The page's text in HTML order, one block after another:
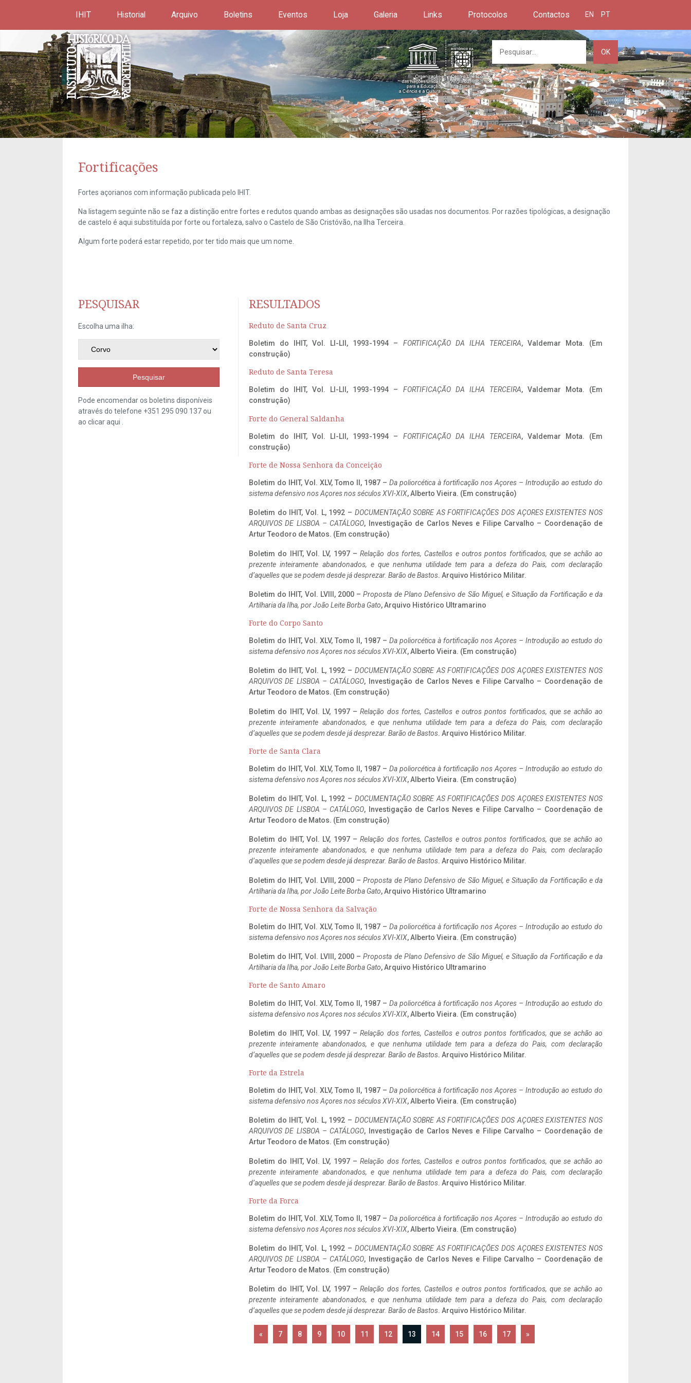
IHIT Historial Arquivo Boletins Eventos Loja Galeria Links Protocolos Contactos EN PT
OK
Fortificações
Fortes açorianos com informação publicada pelo IHIT.
Na listagem seguinte não se faz a distinção entre fortes e redutos quando ambas as designações são usadas nos documentos. Por razões tipológicas, a designação
de castelo é aqui substituída por forte ou fortaleza, salvo o Castelo de São Cristóvão, na Ilha Terceira.
Algum forte poderá estar repetido, por ter tido mais que um nome.
PESQUISAR
Escolha uma ilha:
Pesquisar
Pode encomendar os boletins disponíveis
através do telefone +351 295 090 137 ou
ao clicaraqui
RESULTADOS
Reduto de Santa Cruz
Boletim do IHIT, Vol. LI-LII, 1993-1994 – FORTIFICAÇÃO DA ILHA TERCEIRA, Valdemar Mota. (Em
construção)
Reduto de Santa Teresa
Boletim do IHIT, Vol. LI-LII, 1993-1994 – FORTIFICAÇÃO DA ILHA TERCEIRA, Valdemar Mota. (Em
construção)
Forte do General Saldanha
Boletim do IHIT, Vol. LI-LII, 1993-1994 – FORTIFICAÇÃO DA ILHA TERCEIRA, Valdemar Mota. (Em
construção)
Forte de Nossa Senhora da Conceição
Boletim do IHIT, Vol. XLV, Tomo II, 1987 – Da poliorcética à fortificação nos Açores – Introdução ao estudo do
sistema defensivo nos Açores nos séculos XVI-XIX, Alberto Vieira. (Em construção)
Boletim do IHIT, Vol. L, 1992 – DOCUMENTAÇÃO SOBRE AS FORTIFICAÇÕES DOS AÇORES EXISTENTES NOS
ARQUIVOS DE LISBOA – CATÁLOGO, Investigação de Carlos Neves e Filipe Carvalho – Coordenação de
Artur Teodoro de Matos. (Em construção)
Boletim do IHIT, Vol. LV, 1997 –Relação dos fortes, Castellos e outros pontos fortificados, que se achão ao
prezente inteiramente abandonados, e que nenhuma utilidade tem para a defeza do Pais, com declaração
d’aquelles que se podem desde já desprezar. Barão de Bastos. Arquivo Histórico Militar.
Boletim do IHIT, Vol. LVIII, 2000 –Proposta de Plano Defensivo de São Miguel, e Situação da Fortificação e da
Artilharia da Ilha, por João Leite Borba Gato, Arquivo Histórico Ultramarino
Forte do Corpo Santo
Boletim do IHIT, Vol. XLV, Tomo II, 1987 – Da poliorcética à fortificação nos Açores – Introdução ao estudo do
sistema defensivo nos Açores nos séculos XVI-XIX, Alberto Vieira. (Em construção)
Boletim do IHIT, Vol. L, 1992 – DOCUMENTAÇÃO SOBRE AS FORTIFICAÇÕES DOS AÇORES EXISTENTES NOS
ARQUIVOS DE LISBOA – CATÁLOGO, Investigação de Carlos Neves e Filipe Carvalho – Coordenação de
Artur Teodoro de Matos. (Em construção)
Boletim do IHIT, Vol. LV, 1997 –Relação dos fortes, Castellos e outros pontos fortificados, que se achão ao
prezente inteiramente abandonados, e que nenhuma utilidade tem para a defeza do Pais, com declaração
d’aquelles que se podem desde já desprezar. Barão de Bastos. Arquivo Histórico Militar.
Forte de Santa Clara
Boletim do IHIT, Vol. XLV, Tomo II, 1987 – Da poliorcética à fortificação nos Açores – Introdução ao estudo do
sistema defensivo nos Açores nos séculos XVI-XIX, Alberto Vieira. (Em construção)
Boletim do IHIT, Vol. L, 1992 – DOCUMENTAÇÃO SOBRE AS FORTIFICAÇÕES DOS AÇORES EXISTENTES NOS
ARQUIVOS DE LISBOA – CATÁLOGO, Investigação de Carlos Neves e Filipe Carvalho – Coordenação de
Artur Teodoro de Matos. (Em construção)
Boletim do IHIT, Vol. LV, 1997 –Relação dos fortes, Castellos e outros pontos fortificados, que se achão ao
prezente inteiramente abandonados, e que nenhuma utilidade tem para a defeza do Pais, com declaração
d’aquelles que se podem desde já desprezar. Barão de Bastos. Arquivo Histórico Militar.
Boletim do IHIT, Vol. LVIII, 2000 –Proposta de Plano Defensivo de São Miguel, e Situação da Fortificação e da
Artilharia da Ilha, por João Leite Borba Gato, Arquivo Histórico Ultramarino
Forte de Nossa Senhora da Salvação
Boletim do IHIT, Vol. XLV, Tomo II, 1987 – Da poliorcética à fortificação nos Açores – Introdução ao estudo do
sistema defensivo nos Açores nos séculos XVI-XIX, Alberto Vieira. (Em construção)
Boletim do IHIT, Vol. LVIII, 2000 –Proposta de Plano Defensivo de São Miguel, e Situação da Fortificação e da
Artilharia da Ilha, por João Leite Borba Gato, Arquivo Histórico Ultramarino
Forte de Santo Amaro
Boletim do IHIT, Vol. XLV, Tomo II, 1987 – Da poliorcética à fortificação nos Açores – Introdução ao estudo do
sistema defensivo nos Açores nos séculos XVI-XIX, Alberto Vieira. (Em construção)
Boletim do IHIT, Vol. LV, 1997 –Relação dos fortes, Castellos e outros pontos fortificados, que se achão ao
prezente inteiramente abandonados, e que nenhuma utilidade tem para a defeza do Pais, com declaração
d’aquelles que se podem desde já desprezar. Barão de Bastos. Arquivo Histórico Militar.
Forte da Estrela
Boletim do IHIT, Vol. XLV, Tomo II, 1987 – Da poliorcética à fortificação nos Açores – Introdução ao estudo do
sistema defensivo nos Açores nos séculos XVI-XIX, Alberto Vieira. (Em construção)
Boletim do IHIT, Vol. L, 1992 – DOCUMENTAÇÃO SOBRE AS FORTIFICAÇÕES DOS AÇORES EXISTENTES NOS
ARQUIVOS DE LISBOA – CATÁLOGO, Investigação de Carlos Neves e Filipe Carvalho – Coordenação de
Artur Teodoro de Matos. (Em construção)
Boletim do IHIT, Vol. LV, 1997 –Relação dos fortes, Castellos e outros pontos fortificados, que se achão ao
prezente inteiramente abandonados, e que nenhuma utilidade tem para a defeza do Pais, com declaração
d’aquelles que se podem desde já desprezar. Barão de Bastos. Arquivo Histórico Militar.
Forte da Forca
Boletim do IHIT, Vol. XLV, Tomo II, 1987 – Da poliorcética à fortificação nos Açores – Introdução ao estudo do
sistema defensivo nos Açores nos séculos XVI-XIX, Alberto Vieira. (Em construção)
Boletim do IHIT, Vol. L, 1992 – DOCUMENTAÇÃO SOBRE AS FORTIFICAÇÕES DOS AÇORES EXISTENTES NOS
ARQUIVOS DE LISBOA – CATÁLOGO, Investigação de Carlos Neves e Filipe Carvalho – Coordenação de
Artur Teodoro de Matos. (Em construção)
Boletim do IHIT, Vol. LV, 1997 –Relação dos fortes, Castellos e outros pontos fortificados, que se achão ao
prezente inteiramente abandonados, e que nenhuma utilidade tem para a defeza do Pais, com declaração
d’aquelles que se podem desde já desprezar. Barão de Bastos. Arquivo Histórico Militar.
« 7 8 9 10 11 12 13 14 15 16 17 »